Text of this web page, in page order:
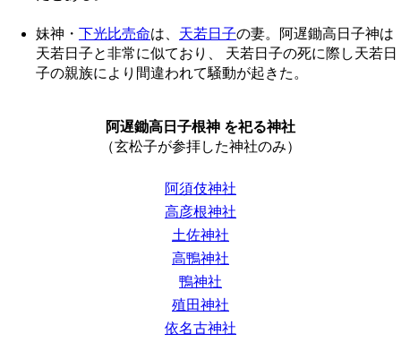
妹神・ 下光比売命は、 天若日子の妻。阿遅鋤高日子神は
天若日子と非常に似ており、 天若日子の死に際し天若日
子の親族により間違われて騒動が起きた。
阿遅鋤高日子根神 を祀る神社
（玄松子が参拝した神社のみ）
阿須伎神社
高彦根神社
土佐神社
高鴨神社
鴨神社
殖田神社
依名古神社